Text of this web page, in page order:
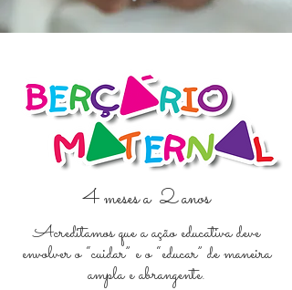
4 meses a 2 anos
Acreditamos que a ação educativa deve
envolver o “cuidar” e o “educar” de maneira
ampla e abrangente.